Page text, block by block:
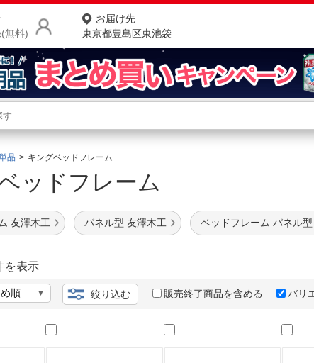
無料)
お届け先
東京都豊島区東池袋
ランキングからさがす
カテゴリ一覧からさがす
ご利用ガイド
よくある質問・お問合せ
品 キングベッドフレーム
ッドフレーム
友澤木工 パネル型 友澤木工 ベッドフレーム パネル型
を表示
絞り込む 販売終了商品を含める バリ